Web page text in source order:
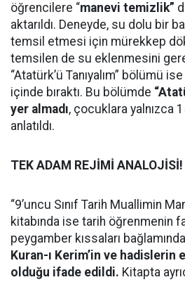
öğrencilere “manevi temizlik”
aktarıldı. Deneyde, su dolu bir
temsil etmesi için mürekkep
temsilen de su eklenmesini
“Atatürk’ü Tanıyalım” bölümü
içinde bıraktı. Bu bölümde
yer almadı, çocuklara yalnızca
anlatıldı.
TEK ADAM REJİMİ ANALOJİSİ!
“9’uncu Sınıf Tarih Muallimin
kitabında ise tarih öğrenmenin
peygamber kıssaları bağlamında
Kuran-ı Kerim’in ve
olduğu ifade edildi. Kitapta